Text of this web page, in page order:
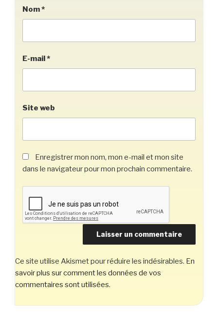
Nom*
E-mail*
Site web
Enregistrer mon nom, mon e-mail et mon site
dans le navigateur pour mon prochain commentaire.
Ce site utilise Akismet pour réduire les indésirables. En
savoir plus sur comment les données de vos
commentaires sont utilisées.